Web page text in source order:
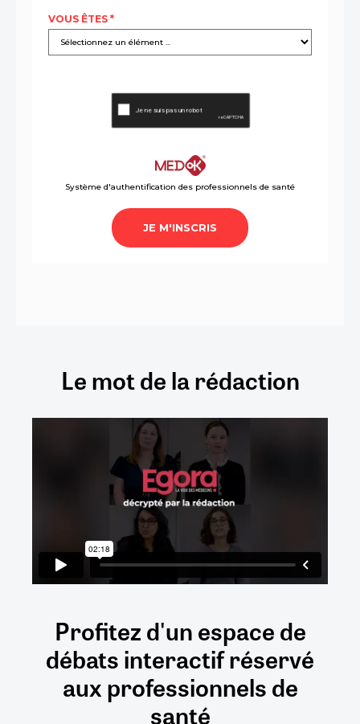
Le mot de la rédaction
Profitez d'un espace de
débatsinteractifréservé
auxprofessionnels de
santé